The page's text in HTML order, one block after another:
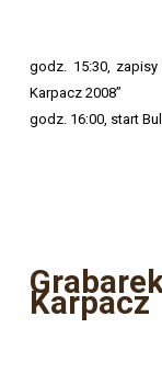
godz. 15:30,
Karpacz 2008”
godz. 16:00, start
Karpacz